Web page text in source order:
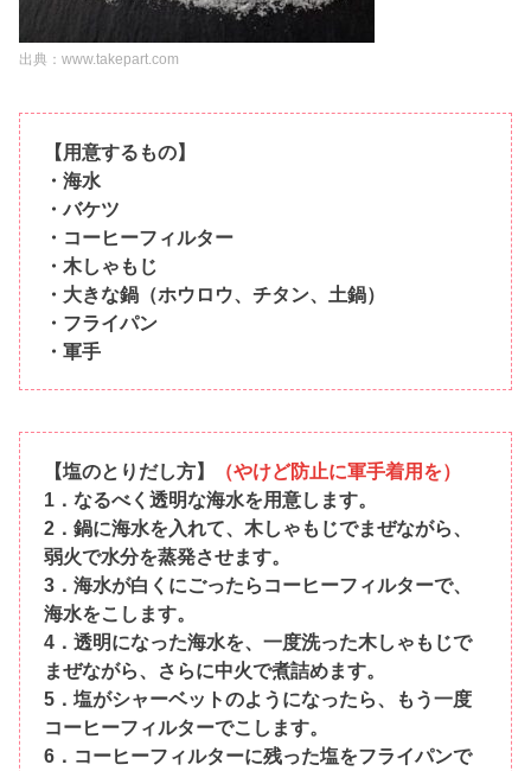
出典：www.takepart.com
【用意するもの】
・海水
・バケツ
・コーヒーフィルター
・木しゃもじ
・大きな鍋（ホウロウ、チタン、土鍋）
・フライパン
・軍手
【塩のとりだし方】
（やけど防止に軍手着用を）
1．なるべく透明な海水を用意します。
2．鍋に海水を入れて、木しゃもじでまぜながら、
弱火で水分を蒸発させます。
3．海水が白くにごったらコーヒーフィルターで、
海水をこします。
4．透明になった海水を、一度洗った木しゃもじで
まぜながら、さらに中火で煮詰めます。
5．塩がシャーベットのようになったら、もう一度
コーヒーフィルターでこします。
6．コーヒーフィルターに残った塩をフライパンで